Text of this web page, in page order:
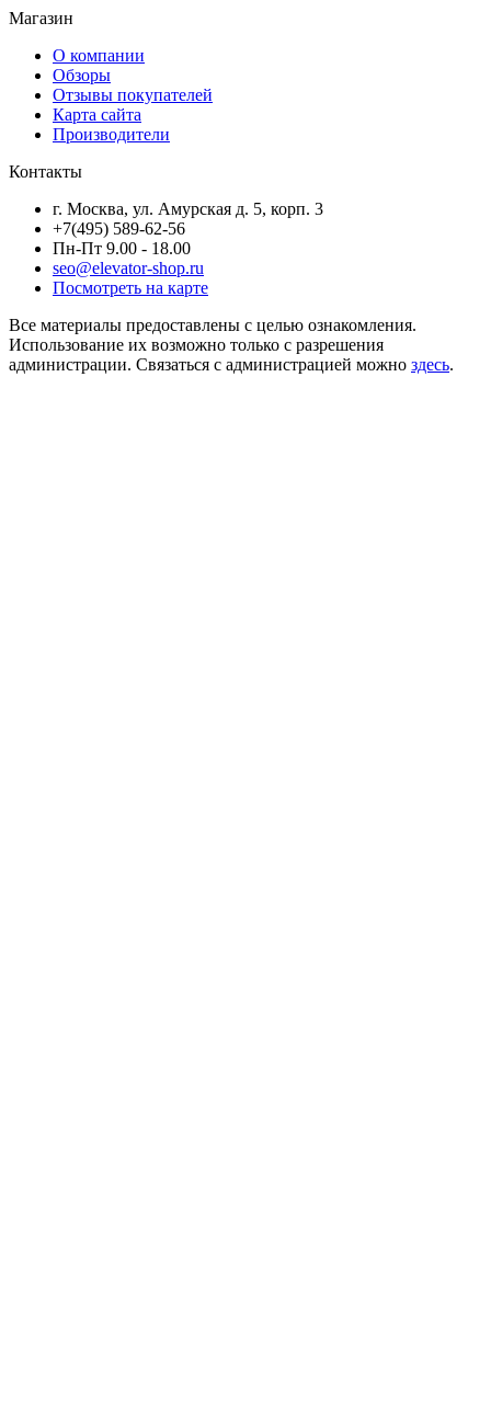
Магазин
О компании
Обзоры
Отзывы покупателей
Карта сайта
Производители
Контакты
г. Москва, ул. Амурская д. 5, корп. 3
+7(495) 589-62-56
Пн-Пт 9.00 - 18.00
seo@elevator-shop.ru
Посмотреть на карте
Все материалы предоставлены с целью ознакомления.
Использование их возможно только с разрешения
администрации. Связаться с администрацией можно здесь.